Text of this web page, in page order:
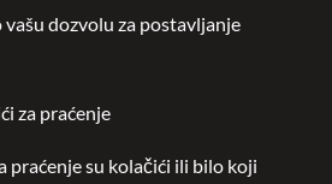
vašu dozvolu za postavljanje
za praćenje
praćenje su kolačići ili bilo koji